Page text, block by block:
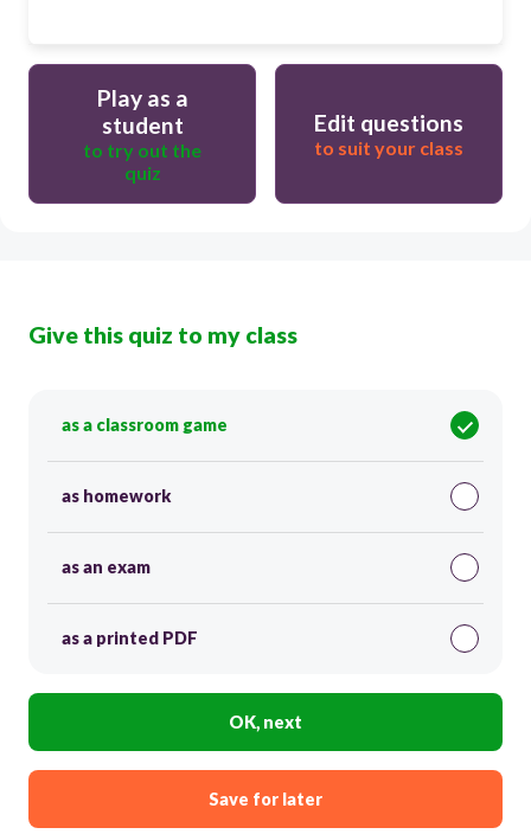
Play as a
student
to try out the
quiz
Edit questions
to suit your class
Give this quiz to my class
as a classroom game
as homework
as an exam
as a printed PDF
OK, next
Save for later